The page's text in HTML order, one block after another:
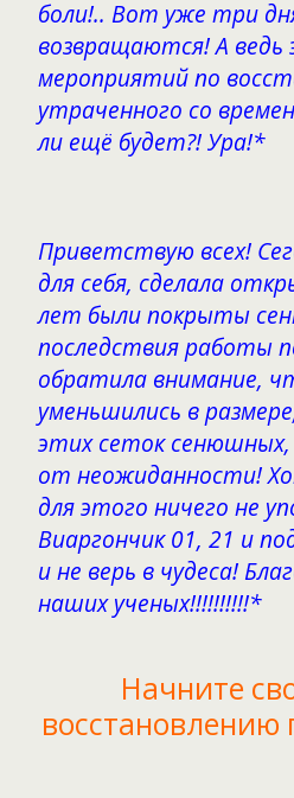
боли!.. Вот уже три
возвращаются! А ведь
мероприятий по
утраченного со
ли ещё будет?! Ура!*
Приветствую всех!
для себя, сделала
лет были покрыты
последствия работы
обратила внимание,
уменьшились в
этих сеток
от неожиданности!
для этого ничего не
Виаргончик 01, 21 и
и не верь в чудеса!
наших ученых!!!!!!!!!!*
Начните
восстановлению